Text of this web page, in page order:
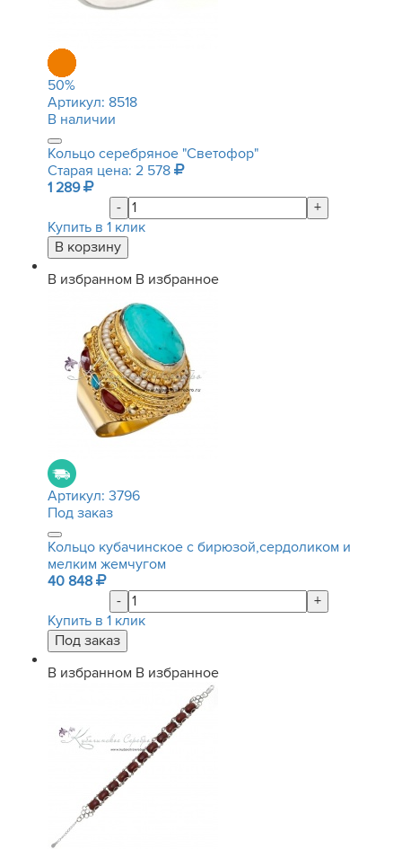
50%
Артикул: 8518
В наличии
Кольцо серебряное "Светофор"
Старая цена: 2 578
1 289
-
+
Купить в 1 клик
В избранном В избранное
Артикул: 3796
Под заказ
Кольцо кубачинское с бирюзой,сердоликом и
мелким жемчугом
40 848
-
+
Купить в 1 клик
В избранном В избранное